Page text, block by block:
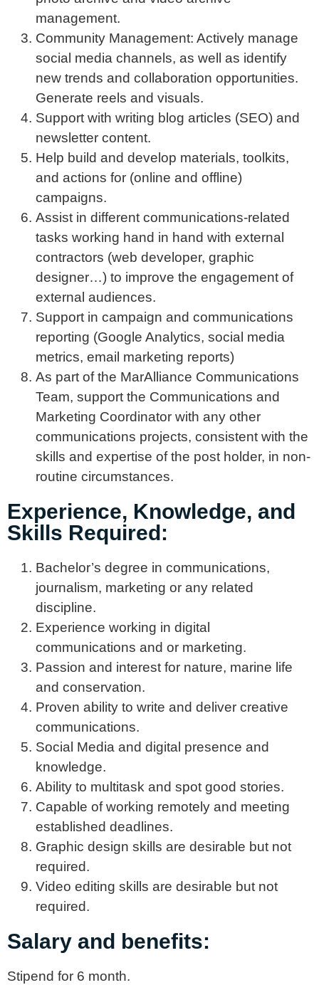
management.
Community Management: Actively manage
social media channels, as well as identify
new trends and collaboration opportunities.
Generate reels and visuals.
Support with writing blog articles (SEO) and
newsletter content.
Help build and develop materials, toolkits,
and actions for (online and offline)
campaigns.
Assist in different communications-related
tasks working hand in hand with external
contractors (web developer, graphic
designer…) to improve the engagement of
external audiences.
Support in campaign and communications
reporting (Google Analytics, social media
metrics, email marketing reports)
As part of the MarAlliance Communications
Team, support the Communications and
Marketing Coordinator with any other
communications projects, consistent with the
skills and expertise of the post holder, in non-
routine circumstances.
Experience, Knowledge, and
Skills Required:
Bachelor’s degree in communications,
journalism, marketing or any related
discipline.
Experience working in digital
communications and or marketing.
Passion and interest for nature, marine life
and conservation.
Proven ability to write and deliver creative
communications.
Social Media and digital presence and
knowledge.
Ability to multitask and spot good stories.
Capable of working remotely and meeting
established deadlines.
Graphic design skills are desirable but not
required.
Video editing skills are desirable but not
required.
Salary and benefits:
Stipend for 6 month.